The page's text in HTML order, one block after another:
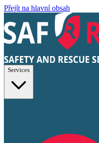
Přejít na hlavní obsah
Services